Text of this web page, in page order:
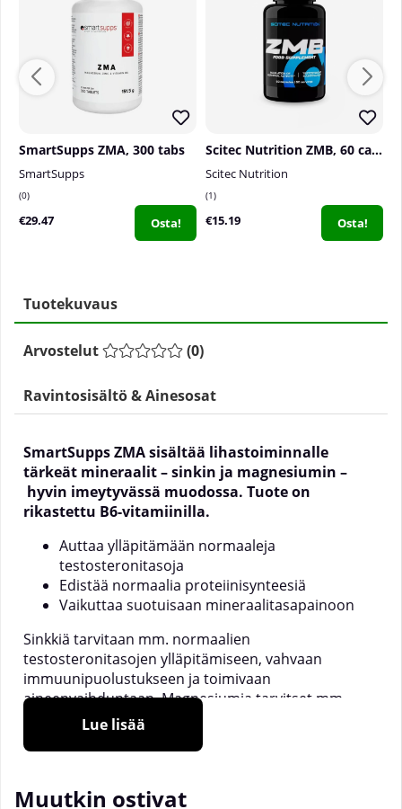
SmartSupps ZMA, 300 tabs
SmartSupps
0
€29.47 Osta!
Scitec Nutrition ZMB, 60 caps
Scitec Nutrition
1
€15.19 Osta!
Tuotekuvaus
Arvostelut (0)
Ravintosisältö & Ainesosat
SmartSupps ZMA sisältää lihastoiminnalle
tärkeät mineraalit – sinkin ja magnesiumin –
hyvin imeytyvässä muodossa. Tuote on
rikastettu B6-vitamiinilla.
Auttaa ylläpitämään normaaleja
testosteronitasoja
Edistää normaalia proteiinisynteesiä
Vaikuttaa suotuisaan mineraalitasapainoon
Sinkkiä tarvitaan mm. normaalien
testosteronitasojen ylläpitämiseen, vahvaan
immuunipuolustukseen ja toimivaan
aineenvaihduntaan. Magnesiumia tarvitset mm.
tehokkaan proteiinisynteesin, normaalin
ylläpitämiseen.
Sinkin puute voi aiheuttaa ruokahalun menetyksen,
Lue lisää
Muutkin ostivat